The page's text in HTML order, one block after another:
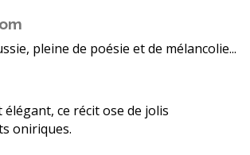
pleine de poésie et de mélancolie...
ce récit ose de jolis
oniriques.